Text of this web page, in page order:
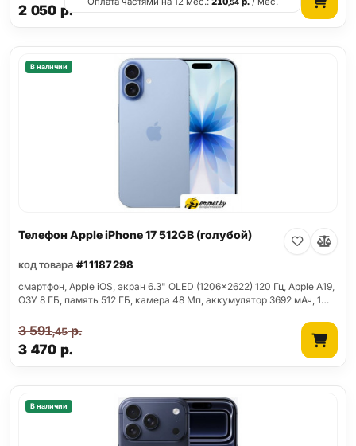
2 050 р.
,54
В наличии
Телефон Apple iPhone 17 512GB (голубой)
код товара #11187298
смартфон, Apple iOS, экран 6.3" OLED (1206x2622) 120 Гц, Apple A19,
ОЗУ 8 ГБ, память 512 ГБ, камера 48 Мп, аккумулятор 3692 мАч, 1…
3 470 р.
3 591,45р.
В наличии